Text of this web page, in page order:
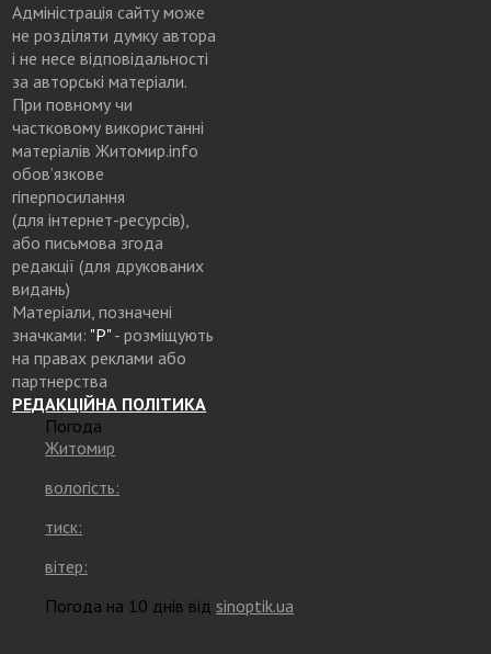
Адміністрація сайту може
не розділяти думку автора
і не несе відповідальності
за авторські матеріали.
При повному чи
частковому використанні
матеріалів Житомир.info
обов’язкове
гіперпосилання
(для інтернет-ресурсів),
або письмова згода
редакції (для друкованих
видань)
Матеріали, позначені
значками: "Р"- розміщують
на правах реклами або
партнерства
РЕДАКЦІЙНА ПОЛІТИКА
Погода
Житомир
вологість:
тиск:
вітер:
Погода на 10 днів відsinoptik.ua